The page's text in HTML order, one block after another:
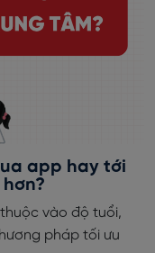
app hay tới
vào độ tuổi,
pháp tối ưu